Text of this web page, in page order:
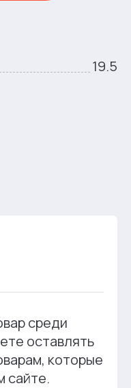
19.5
среди
оставлять
которые
сайте.